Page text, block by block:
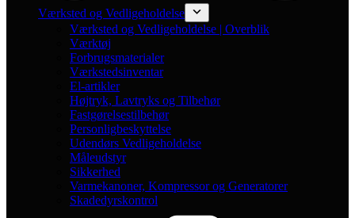
Værksted og Vedligeholdelse
Værksted og Vedligeholdelse | Overblik
Værktøj
Forbrugsmaterialer
Værkstedsinventar
El-artikler
Højtryk, Lavtryks og Tilbehør
Fastgørelsestilbehør
Personligbeskyttelse
Udendørs Vedligeholdelse
Måleudstyr
Sikkerhed
Varmekanoner, Kompressor og Generatorer
Skadedyrskontrol